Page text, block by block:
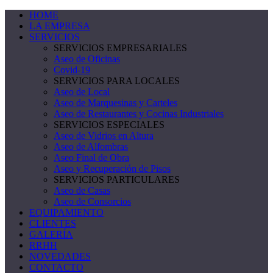
HOME
LA EMPRESA
SERVICIOS
SERVICIOS EMPRESARIALES
Aseo de Oficinas
Covid-19
SERVICIOS PARA LOCALES
Aseo de Local
Aseo de Marquesinas y Carteles
Aseo de Restaurantes y Cocinas Industriales
SERVICIOS ESPECIALES
Aseo de Vidrios en Altura
Aseo de Alfombras
Aseo Final de Obra
Aseo y Recuperación de Pisos
SERVICIOS PARTICULARES
Aseo de Casas
Aseo de Consorcios
EQUIPAMIENTO
CLIENTES
GALERÍA
RRHH
NOVEDADES
CONTACTO